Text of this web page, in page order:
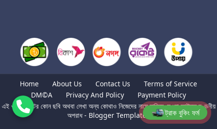
ট্রাক বুকিং ফর্ম
Home About Us Contact Us
Terms of Service
DM©A
Privacy And Policy
Payment Policy
এই ওয়েবসাইটের কোন ছবি অথবা লেখা অন্য কোথাও নিজেদের নামে চালিয়ে দেওয়া আইনত দণ্ডনীয়
অপরাধ - Blogger Templates